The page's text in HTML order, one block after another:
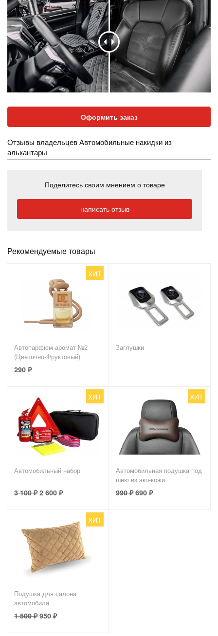
Оформить заказ
Отзывы владельцев Автомобильные накидки из
алькантары
Поделитесь своим мнением о товаре
написать отзыв
Рекомендуемые товары
ХИТ
Автопарфюм аромат №2
(Цветочно-Фруктовый)
290₽
Заглушки
ХИТ
Автомобильный набор
3 100₽ 2 600₽
ХИТ
Автомобильная подушка под
шею из эко-кожи
990₽ 690₽
ХИТ
Подушка для салона
автомобиля
1 500₽ 950₽